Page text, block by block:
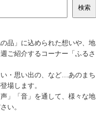
の品」に込められた想いや、地
ご紹介するコーナー「ふるさ
・思い出の、など…あのまち
場します。
」「音」を通して、様々な地
い。